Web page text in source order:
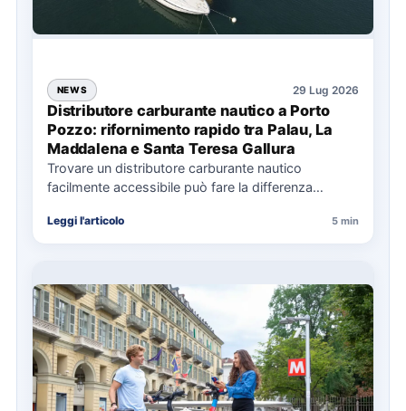
NEWS 29 Lug 2026
Distributore carburante nautico a Porto
Pozzo: rifornimento rapido tra Palau, La
Maddalena e Santa Teresa Gallura
Trovare un distributore carburante nautico
facilmente accessibile può fare la differenza
soprattutto…
Leggi l'articolo 5 min